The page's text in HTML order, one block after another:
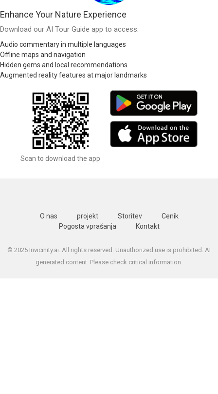
Enhance Your Nature Experience
Download our AI Tour Guide app to access:
Audio commentary in multiple languages
Offline maps and navigation
Hidden gems and local recommendations
Augmented reality features at major landmarks
Scan to download the app
O nas projekt Storitev
Cenik
Pogosta vprašanja
Kontakt
© 2025 Invicinity.ai. All rights reserved. Unauthorized use is prohibited. AI
generated content. Please check critical information.